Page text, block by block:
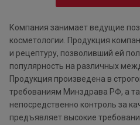
Компания занимает ведущие
косметологии. Продукция
и рецептуру, позволивший ей
популярность на различных
Продукция произведена в
требованиям Минздрава РФ, а
непосредственно контроль за
предъявляет высокие